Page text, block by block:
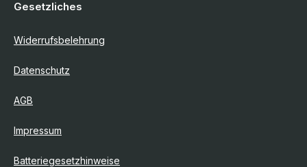
Gesetzliches
Widerrufsbelehrung
Datenschutz
AGB
Impressum
Batteriegesetzhinweise